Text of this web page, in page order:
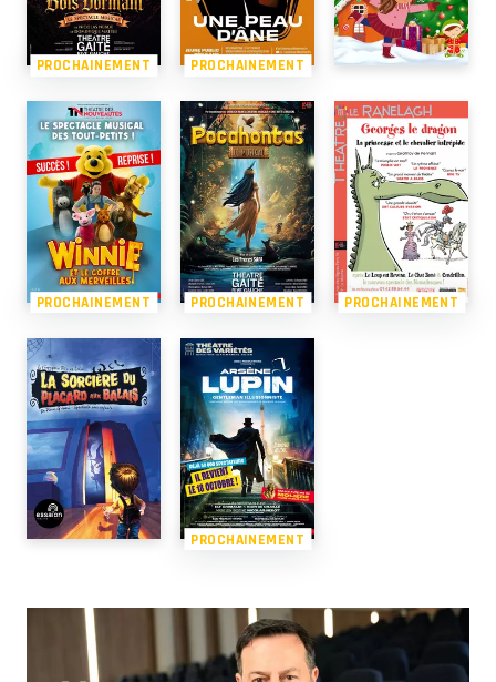
PROCHAINEMENT PROCHAINEMENT
PROCHAINEMENT PROCHAINEMENT PROCHAINEMENT
PROCHAINEMENT